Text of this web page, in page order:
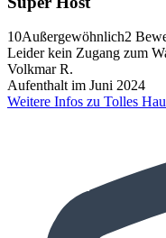
10Außergewöhnlich2
Leider kein Zugang zum
Volkmar R.
Aufenthalt im Juni 2024
Weitere Infos zu Tolles